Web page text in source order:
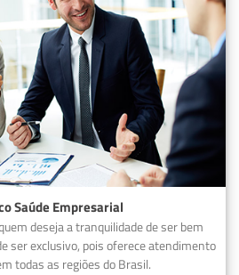
Saúde Empresarial
deseja a tranquilidade de ser bem
ser exclusivo, pois oferece atendimento
todas as regiões do Brasil.